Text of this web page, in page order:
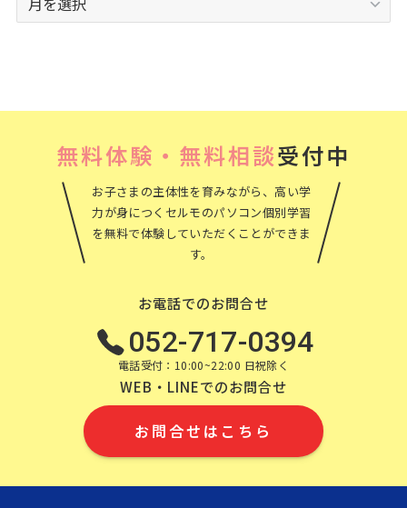
ー
無料体験・無料相談受付中
お子さまの主体性を育みながら、高い学
力が身につくセルモのパソコン個別学習
を無料で体験していただくことができま
す。
お電話でのお問合せ
052-717-0394
電話受付：10:00~22:00 日祝除く
WEB・LINEでのお問合せ
お問合せはこちら